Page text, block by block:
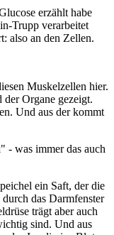
erzählt habe
Trupp verarbeitet
also an den Zellen.
Muskelzellen hier.
Organe gezeigt.
Und aus der kommt
- was immer das auch
ein Saft, der die
das Darmfenster
trägt aber auch
sind. Und aus